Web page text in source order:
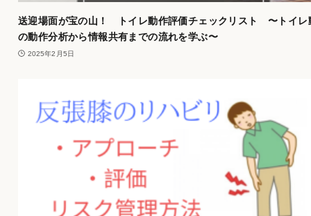
送迎場面が宝の山！ トイレ動作評価チェックリスト 〜トイレ
の動作分析から情報共有までの流れを学ぶ〜
2025年2月5日